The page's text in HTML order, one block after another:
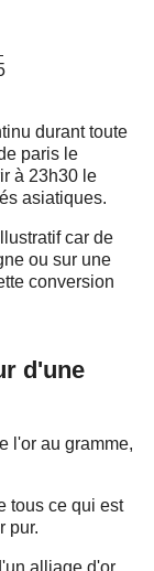
durant toute
paris le
à 23h30 le
asiatiques.
car de
ou sur une
conversion
d'une
l'or au gramme,
tous ce qui est
pur.
alliage d'or